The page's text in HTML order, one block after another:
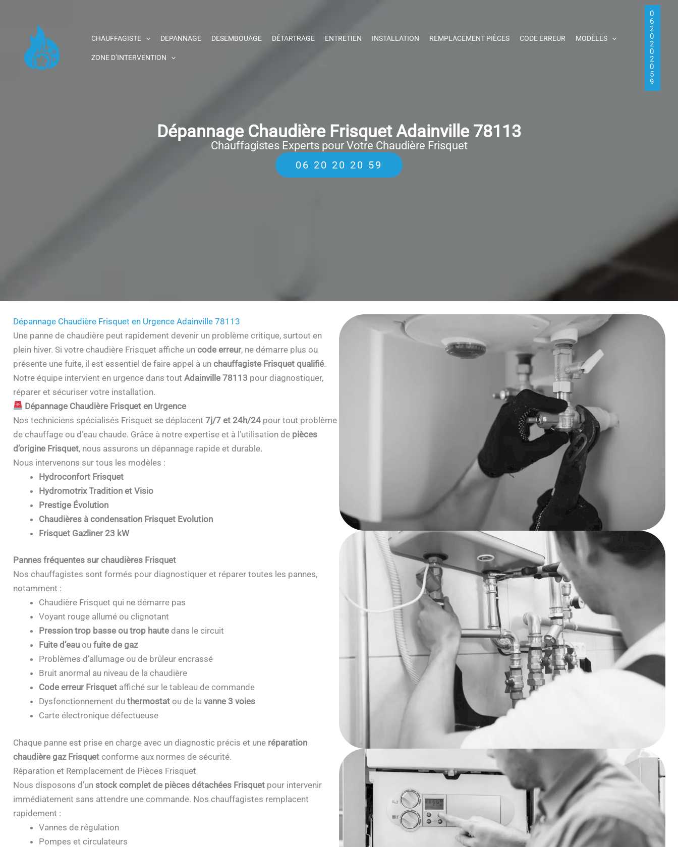
contenu
CHAUFFAGISTE DEPANNAGE DESEMBOUAGE DÉTARTRAGE ENTRETIEN INSTALLATION REMPLACEMENT PIÈCES CODE ERREUR MODÈLES
ZONE D’INTERVENTION
0
6
2
0
2
0
2
0
5
9
Dépannage Chaudière Frisquet Adainville 78113
Chauffagistes Experts pour Votre Chaudière Frisquet
06 20 20 20 59
Dépannage Chaudière Frisquet en Urgence Adainville 78113
Une panne de chaudière peut rapidement devenir un problème critique, surtout en
plein hiver. Si votre chaudière Frisquet affiche un code erreur, ne démarre plus ou
présente une fuite, il est essentiel de faire appel à un chauffagiste Frisquet qualifié.
Notre équipe intervient en urgence dans tout Adainville 78113 pour diagnostiquer,
réparer et sécuriser votre installation.
Dépannage Chaudière Frisquet en Urgence
Nos techniciens spécialisés Frisquet se déplacent 7j/7 et 24h/24pour tout problème
de chauffage ou d’eau chaude. Grâce à notre expertise et à l’utilisation de pièces
d’origine Frisquet, nous assurons un dépannage rapide et durable.
Nous intervenons sur tous les modèles :
Hydroconfort Frisquet
Hydromotrix Tradition et Visio
Prestige Évolution
Chaudières à condensation Frisquet Evolution
Frisquet Gazliner 23 kW
Pannes fréquentes sur chaudières Frisquet
Nos chauffagistes sont formés pour diagnostiquer et réparer toutes les pannes,
notamment :
Chaudière Frisquet qui ne démarre pas
Voyant rouge allumé ou clignotant
Pression trop basse ou trop hautedans le circuit
Fuite d’eauou fuite de gaz
Problèmes d’allumage ou de brûleur encrassé
Bruit anormal au niveau de la chaudière
Code erreur Frisquetaffiché sur le tableau de commande
Dysfonctionnement du thermostatou de la vanne 3 voies
Carte électronique défectueuse
Chaque panne est prise en charge avec un diagnostic précis et une réparation
chaudière gaz Frisquetconforme aux normes de sécurité.
Réparation et Remplacement de Pièces Frisquet
Nous disposons d’un stock complet de pièces détachées Frisquetpour intervenir
immédiatement sans attendre une commande. Nos chauffagistes remplacent
rapidement :
Vannes de régulation
Pompes et circulateurs